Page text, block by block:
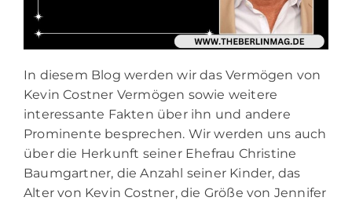
In diesem Blog werden wir das Vermögen von
Kevin Costner Vermögen sowie weitere
interessante Fakten über ihn und andere
Prominente besprechen. Wir werden uns auch
über die Herkunft seiner Ehefrau Christine
Baumgartner, die Anzahl seiner Kinder, das
Alter von Kevin Costner, die Größe von Jennifer